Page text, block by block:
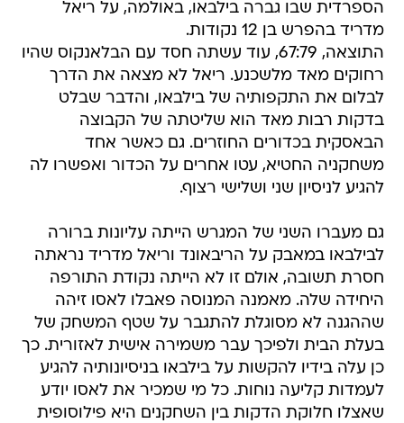
הספרדית שבו גברה בילבאו, באולמה, על ריאל
מדריד בהפרש בן 12 נקודות.
התוצאה, 67:79, עוד עשתה חסד עם הבלאנקוס שהיו
רחוקים מאד מלשכנע. ריאל לא מצאה את הדרך
לבלום את התקפותיה של בילבאו, והדבר שבלט
בדקות רבות מאד הוא שליטתה של הקבוצה
הבאסקית בכדורים החוזרים. גם כאשר אחד
משחקניה החטיא, עטו אחרים על הכדור ואפשרו לה
להגיע לניסיון שני ושלישי רצוף.
גם מעברו השני של המגרש הייתה עליונות ברורה
לבילבאו במאבק על הריבאונד וריאל מדריד נראתה
חסרת תשובה, אולם זו לא הייתה נקודת התורפה
היחידה שלה. מאמנה המנוסה פאבלו לאסו זיהה
שההגנה לא מסוגלת להתגבר על שטף המשחק של
בעלת הבית ולפיכך עבר משמירה אישית לאזורית. כך
כן עלה בידיו להקשות על בילבאו בניסיונותיה להגיע
לעמדות קליעה נוחות. כל מי שמכיר את לאסו יודע
שאצלו חלוקת הדקות בין השחקנים היא פילוסופית